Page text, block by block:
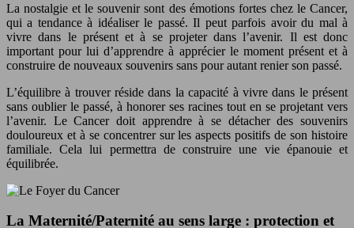
La nostalgie et le souvenir sont des émotions fortes chez le Cancer,
qui a tendance à idéaliser le passé. Il peut parfois avoir du mal à
vivre dans le présent et à se projeter dans l’avenir. Il est donc
important pour lui d’apprendre à apprécier le moment présent et à
construire de nouveaux souvenirs sans pour autant renier son passé.
L’équilibre à trouver réside dans la capacité à vivre dans le présent
sans oublier le passé, à honorer ses racines tout en se projetant vers
l’avenir. Le Cancer doit apprendre à se détacher des souvenirs
douloureux et à se concentrer sur les aspects positifs de son histoire
familiale. Cela lui permettra de construire une vie épanouie et
équilibrée.
La Maternité/Paternité au sens large : protection et